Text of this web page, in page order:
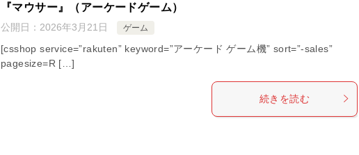
『マウサー』（アーケードゲーム）
公開日： 2026年3月21日 ゲーム
[csshop service=”rakuten” keyword=”アーケード ゲーム機” sort=”-sales”
pagesize=R […]
続きを読む